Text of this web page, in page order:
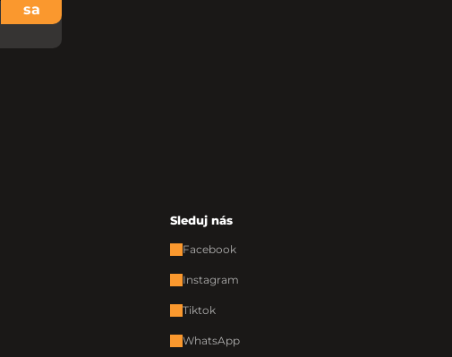
sa
Sleduj nás
Facebook
Instagram
Tiktok
WhatsApp